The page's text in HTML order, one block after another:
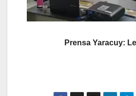
Prensa Yaracuy: